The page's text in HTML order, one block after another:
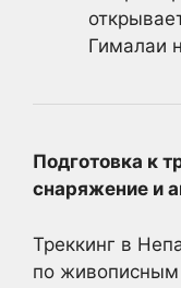
Гималаи
Подготовка к
снаряжение и
Треккинг в
по живописным